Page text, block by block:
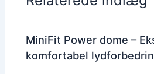
MiniFit Power dome –
komfortabel